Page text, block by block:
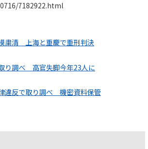
7182922.html
粛清 上海と重慶で重刑判決
り調べ 高官失脚今年23人に
違反で取り調べ 機密資料保管